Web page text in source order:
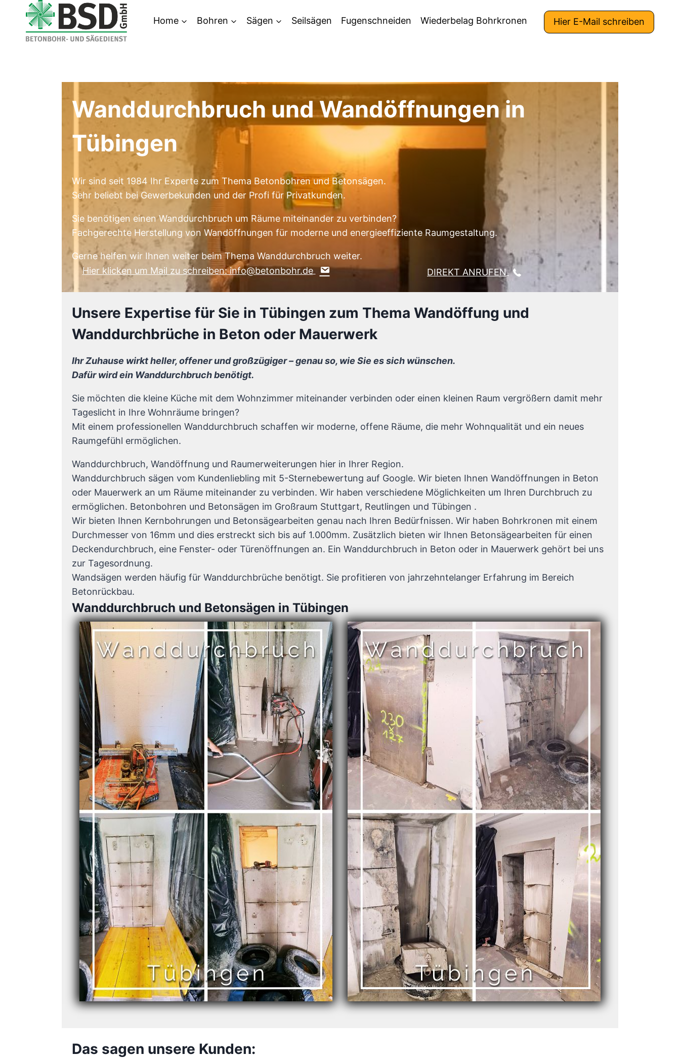
springen
Home Bohren Sägen Seilsägen Fugenschneiden Wiederbelag Bohrkronen Hier E-Mail schreiben
Wanddurchbruch und Wandöffnungen in
Tübingen
Wir sind seit 1984 Ihr Experte zum Thema Betonbohren und Betonsägen.
Sehr beliebt bei Gewerbekunden und der Profi für Privatkunden.
Sie benötigen einen Wanddurchbruch um Räume miteinander zu verbinden?
Fachgerechte Herstellung von Wandöffnungen für moderne und energieeffiziente Raumgestaltung.
Gerne helfen wir Ihnen weiter beim Thema Wanddurchbruch weiter.
Hier klicken um Mail zu schreiben: info@betonbohr.de
DIREKT ANRUFEN
Unsere Expertise für Sie in Tübingen zum Thema Wandöffung und
Wanddurchbrüche in Beton oder Mauerwerk
Ihr Zuhause wirkt heller, offener und großzügiger – genau so, wie Sie es sich wünschen.
Dafür wird ein Wanddurchbruch benötigt.
Sie möchten die kleine Küche mit dem Wohnzimmer miteinander verbinden oder einen kleinen Raum vergrößern damit mehr
Tageslicht in Ihre Wohnräume bringen?
Mit einem professionellen Wanddurchbruch schaffen wir moderne, offene Räume, die mehr Wohnqualität und ein neues
Raumgefühl ermöglichen.
Wanddurchbruch, Wandöffnung und Raumerweiterungen hier in Ihrer Region.
Wanddurchbruch sägen vom Kundenliebling mit 5-Sternebewertung auf Google. Wir bieten Ihnen Wandöffnungen in Beton
oder Mauerwerk an um Räume miteinander zu verbinden. Wir haben verschiedene Möglichkeiten um Ihren Durchbruch zu
ermöglichen. Betonbohren und Betonsägen im Großraum Stuttgart, Reutlingen und Tübingen .
Wir bieten Ihnen Kernbohrungen und Betonsägearbeiten genau nach Ihren Bedürfnissen. Wir haben Bohrkronen mit einem
Durchmesser von 16mm und dies erstreckt sich bis auf 1.000mm. Zusätzlich bieten wir Ihnen Betonsägearbeiten für einen
Deckendurchbruch, eine Fenster- oder Türenöffnungen an. Ein Wanddurchbruch in Beton oder in Mauerwerk gehört bei uns
zur Tagesordnung.
Wandsägen werden häufig für Wanddurchbrüche benötigt. Sie profitieren von jahrzehntelanger Erfahrung im Bereich
Betonrückbau.
Wanddurchbruch und Betonsägen in Tübingen
Das sagen unsere Kunden: